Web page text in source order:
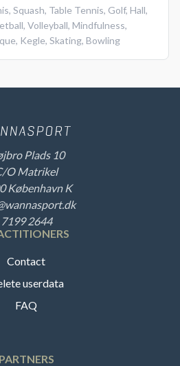
, Squash, Table Tennis, Golf, Hall,
, Volleyball, Mindfulness,
, Kegle, Skating, Bowling
Plads 10
O Matrikel
København K
7199 2644
Contact
userdata
FAQ
PARTNERS